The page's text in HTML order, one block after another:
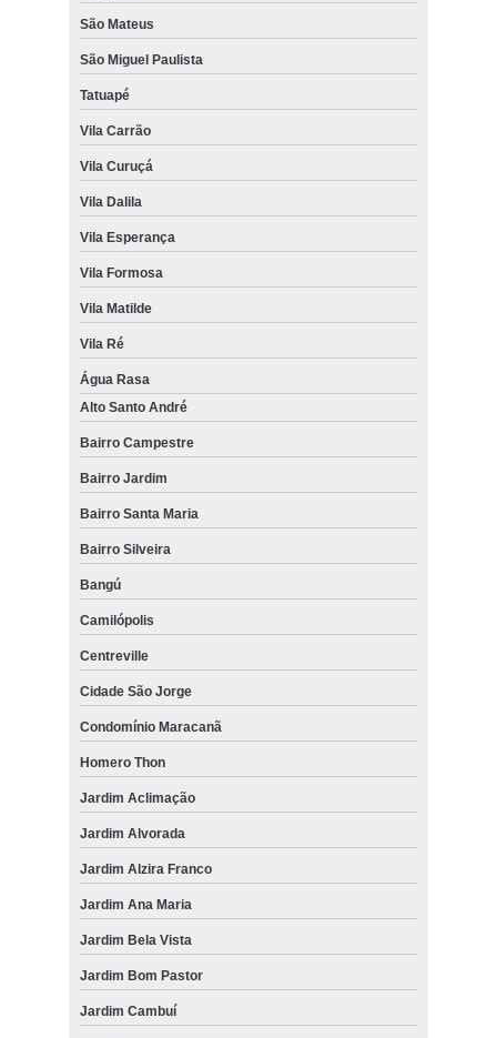
São Mateus
São Miguel Paulista
Tatuapé
Vila Carrão
Vila Curuçá
Vila Dalila
Vila Esperança
Vila Formosa
Vila Matilde
Vila Ré
Água Rasa
Alto Santo André
Bairro Campestre
Bairro Jardim
Bairro Santa Maria
Bairro Silveira
Bangú
Camilópolis
Centreville
Cidade São Jorge
Condomínio Maracanã
Homero Thon
Jardim Aclimação
Jardim Alvorada
Jardim Alzira Franco
Jardim Ana Maria
Jardim Bela Vista
Jardim Bom Pastor
Jardim Cambuí